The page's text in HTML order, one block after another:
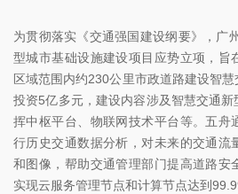
为贯彻落实《交通强国建设纲要》，广
型城市基础设施建设项目应势立项，旨
区域范围内约230公里市政道路建设智
投资5亿多元，建设内容涉及智慧交通
挥中枢平台、物联网技术平台等。五舟
行历史交通数据分析，对未来的交通流
和图像，帮助交通管理部门提高道路安
实现云服务管理节点和计算节点达到